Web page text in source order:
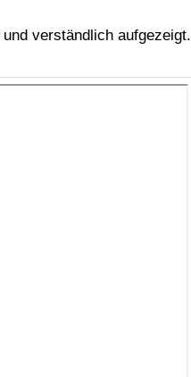
verständlich aufgezeigt.